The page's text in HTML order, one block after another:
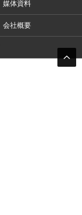
媒体資料
会社概要